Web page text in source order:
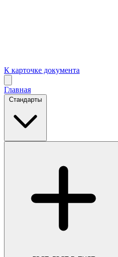
К карточке документа
Главная
Стандарты